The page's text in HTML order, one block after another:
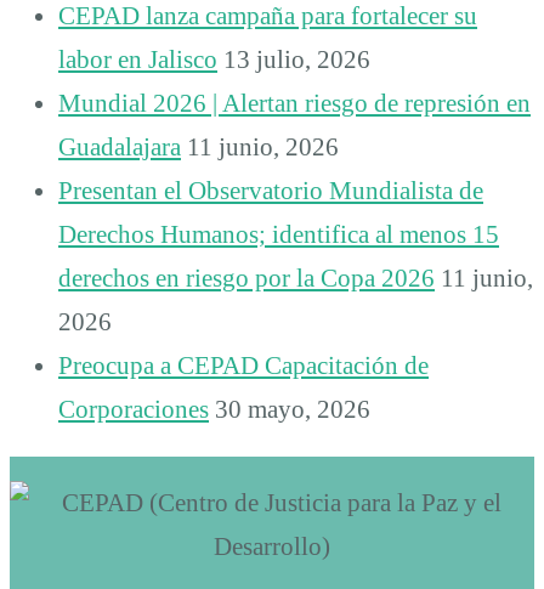
CEPAD lanza campaña para fortalecer su
labor en Jalisco 13 julio, 2026
Mundial 2026 | Alertan riesgo de represión en
Guadalajara 11 junio, 2026
Presentan el Observatorio Mundialista de
Derechos Humanos; identifica al menos 15
derechos en riesgo por la Copa 2026 11 junio,
2026
Preocupa a CEPAD Capacitación de
Corporaciones 30 mayo, 2026